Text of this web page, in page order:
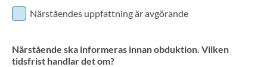
Närståendes uppfattning är avgörande
Närstående ska informeras innan obduktion. Vilken
tidsfrist handlar det om?